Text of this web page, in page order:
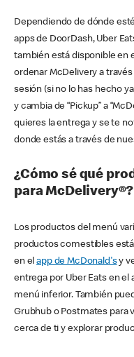
Dependiendo de dónde
apps de DoorDash, Uber
también está disponible en
ordenar McDelivery a
sesión (si no lo has hecho
y cambia de “Pickup” a
quieres la entrega y se te
donde estás a través de
¿Cómo sé qué
para McDelivery®?
Los productos del menú
productos comestibles
en elapp de McDonald'sy
entrega por Uber Eats en el
menú inferior. También
Grubhub o Postmates para
cerca de ti y explorar